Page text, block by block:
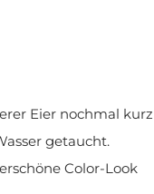
Eier nochmal kurz
getaucht.
Color-Look